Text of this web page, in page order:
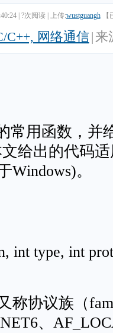
?次阅读 上传:wustguangh
C++, 网络通信| 来
常用函数，并
给出的代码
。
int type, int
称协议族（
、